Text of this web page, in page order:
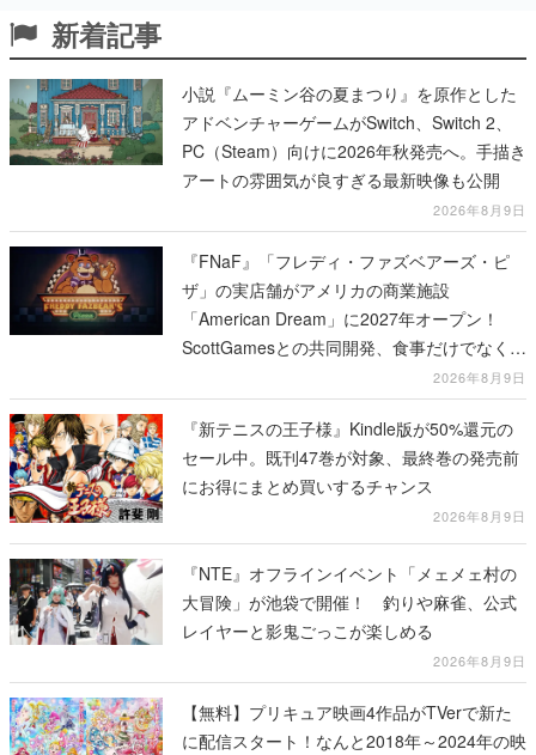
新着記事
小説『ムーミン谷の夏まつり』を原作とした
アドベンチャーゲームがSwitch、Switch 2、
PC（Steam）向けに2026年秋発売へ。手描き
アートの雰囲気が良すぎる最新映像も公開
2026年8月9日
『FNaF』「フレディ・ファズベアーズ・ピ
ザ」の実店舗がアメリカの商業施設
「American Dream」に2027年オープン！
ScottGamesとの共同開発、食事だけでなくス
テージショーや没入型のホラー体験も楽しめ
る
2026年8月9日
『新テニスの王子様』Kindle版が50%還元の
セール中。既刊47巻が対象、最終巻の発売前
にお得にまとめ買いするチャンス
2026年8月9日
『NTE』オフラインイベント「メェメェ村の
大冒険」が池袋で開催！ 釣りや麻雀、公式
レイヤーと影鬼ごっこが楽しめる
2026年8月9日
【無料】プリキュア映画4作品がTVerで新た
に配信スタート！なんと2018年～2024年の映